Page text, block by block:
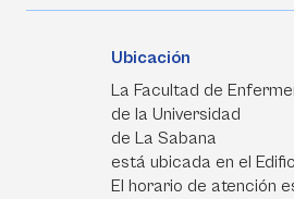
Ubicación
La Facultad de
de la Universidad
de La Sabana
está ubicada en el
El horario de atención